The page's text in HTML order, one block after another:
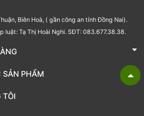
Biên Hoà, ( gần công an tỉnh Đồng Nai).
luật: Tạ Thị Hoài Nghi. SĐT: 083.677.38.38.
BUBU FRESH
SẢN PHẨM
TÔI